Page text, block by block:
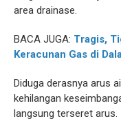
area drainase.
BACA JUGA: Tragis,
Keracunan Gas di
Diduga derasnya arus
kehilangan
langsung terseret arus.